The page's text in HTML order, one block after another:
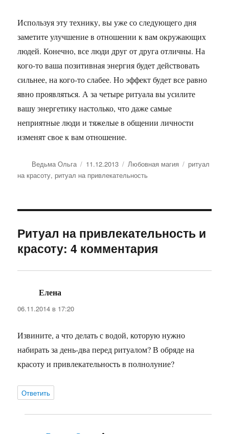
Используя эту технику, вы уже со следующего дня
заметите улучшение в отношении к вам окружающих
людей. Конечно, все люди друг от друга отличны. На
кого-то ваша позитивная энергия будет действовать
сильнее, на кого-то слабее. Но эффект будет все равно
явно проявляться. А за четыре ритуала вы усилите
вашу энергетику настолько, что даже самые
неприятные люди и тяжелые в общении личности
изменят свое к вам отношение.
Автор
Ведьма Ольга Опубликовано
11.12.2013 Рубрики
Любовная магия Метки
ритуал
на красоту, ритуал на привлекательность
Ритуал на привлекательность и
красоту: 4 комментария
Елена
06.11.2014 в 17:20
Извините, а что делать с водой, которую нужно
набирать за день-два перед ритуалом? В обряде на
красоту и привлекательность в полнолуние?
Ответить